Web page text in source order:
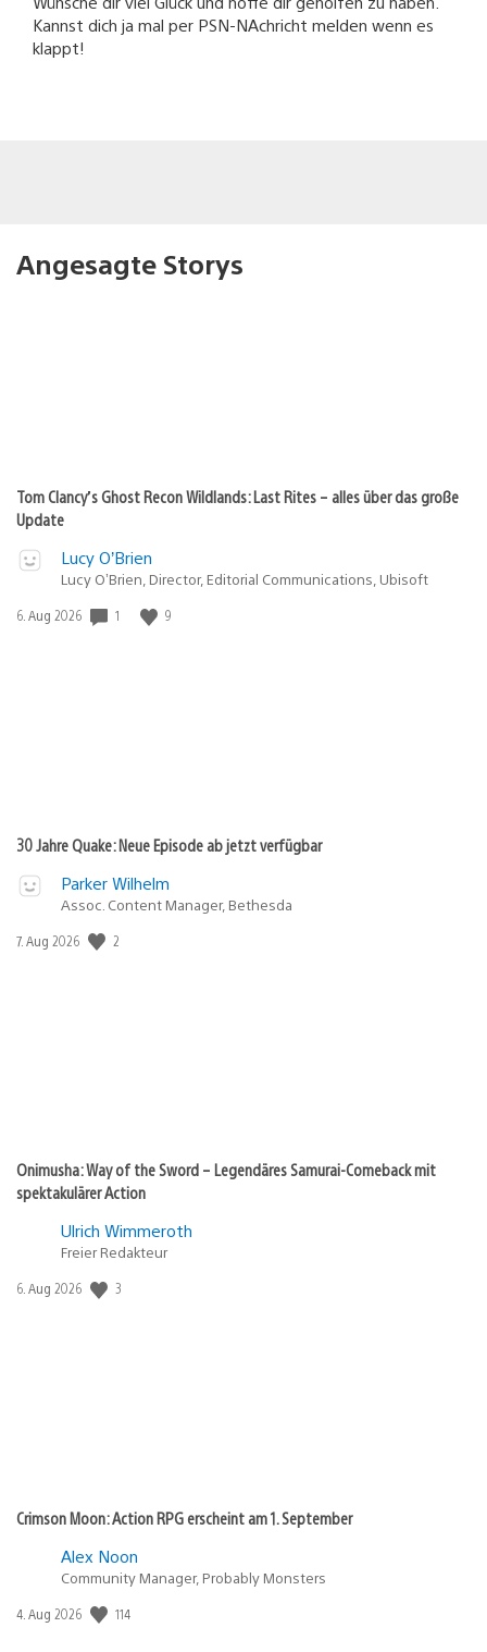
Kannst dich ja mal per PSN-NAchricht melden wenn es
klappt!
Angesagte Storys
Tom Clancy’s Ghost Recon Wildlands: Last Rites – alles über das große
Update
Lucy O’Brien
Lucy O’Brien, Director, Editorial Communications, Ubisoft
Veröffentlichungsdatum:
6. Aug 2026 1 9
30 Jahre Quake: Neue Episode ab jetzt verfügbar
Parker Wilhelm
Assoc. Content Manager, Bethesda
Veröffentlichungsdatum:
7. Aug 2026 2
Onimusha: Way of the Sword – Legendäres Samurai-Comeback mit
spektakulärer Action
Ulrich Wimmeroth
Freier Redakteur
Veröffentlichungsdatum:
6. Aug 2026 3
Crimson Moon: Action RPG erscheint am 1. September
Alex Noon
Community Manager, Probably Monsters
Veröffentlichungsdatum:
4. Aug 2026 114